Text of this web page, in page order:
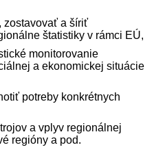
zostavovať a šíriť
štatistiky v rámci EÚ,
monitorovanie
a ekonomickej situácie
potreby konkrétnych
a vplyv regionálnej
regióny a pod.